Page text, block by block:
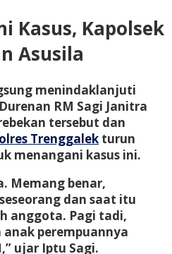
Kasus, Kapolsek
Asusila
menindaklanjuti
RM Sagi Janitra
tersebut dan
Trenggalek turun
menangani kasus ini.
Memang benar,
dan saat itu
anggota. Pagi tadi,
perempuannya
ujar Iptu Sagi.